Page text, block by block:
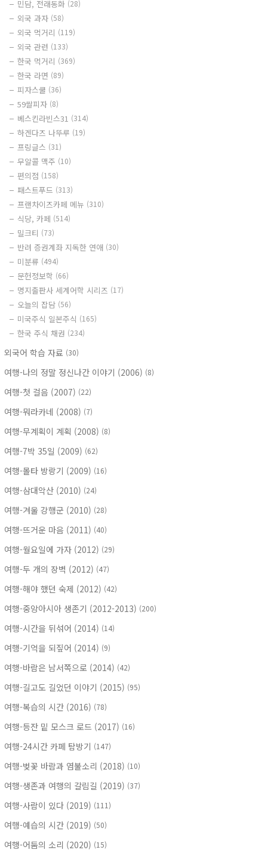
민담, 전래동화 (28)
외국 과자 (58)
외국 먹거리 (119)
외국 관련 (133)
한국 먹거리 (369)
한국 라면 (89)
피자스쿨 (36)
59쌀피자 (8)
베스킨라빈스31 (314)
하겐다즈 나뚜루 (19)
프링글스 (31)
무알콜 맥주 (10)
편의점 (158)
패스트푸드 (313)
프랜차이즈카페 메뉴 (310)
식당, 카페 (514)
밀크티 (73)
반려 증권계좌 지독한 연애 (30)
미분류 (494)
문헌정보학 (66)
명지출판사 세계어학 시리즈 (17)
오늘의 잡담 (56)
미국주식 일본주식 (165)
한국 주식 채권 (234)
외국어 학습 자료 (30)
여행-나의 정말 정신나간 이야기 (2006) (8)
여행-첫 걸음 (2007) (22)
여행-뭐라카네 (2008) (7)
여행-무계획이 계획 (2008) (8)
여행-7박 35일 (2009) (62)
여행-몰타 방랑기 (2009) (16)
여행-삼대악산 (2010) (24)
여행-겨울 강행군 (2010) (28)
여행-뜨거운 마음 (2011) (40)
여행-월요일에 가자 (2012) (29)
여행-두 개의 장벽 (2012) (47)
여행-해야 했던 숙제 (2012) (42)
여행-중앙아시아 생존기 (2012-2013) (200)
여행-시간을 뒤섞어 (2014) (14)
여행-기억을 되짚어 (2014) (9)
여행-바람은 남서쪽으로 (2014) (42)
여행-길고도 길었던 이야기 (2015) (95)
여행-복습의 시간 (2016) (78)
여행-등잔 밑 모스크 로드 (2017) (16)
여행-24시간 카페 탐방기 (147)
여행-벚꽃 바람과 염불소리 (2018) (10)
여행-생존과 여행의 갈림길 (2019) (37)
여행-사람이 있다 (2019) (111)
여행-예습의 시간 (2019) (50)
여행-어둠의 소리 (2020) (15)